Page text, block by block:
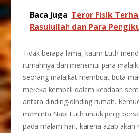
Baca Juga Teror Fisik
Rasulullah dan Para
Tidak berapa lama, kaum Luth
rumahnya dan menemui para
seorang malaikat membuat buta
mereka kembali dalam keadaan
antara dinding-dinding rumah.
meminta Nabi Luth untuk pergi
pada malam hari, karena azab akan